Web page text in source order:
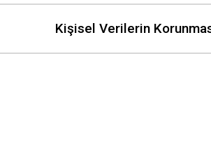
Kişisel Verilerin